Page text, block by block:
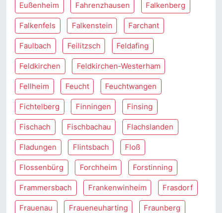
Eußenheim Fahrenzhausen Falkenberg
Falkenfels Falkenstein Farchant
Faulbach Feilitzsch Feldafing
Feldkirchen Feldkirchen-Westerham
Fellheim Feucht Feuchtwangen
Fichtelberg Finningen Finsing
Fischach Fischbachau Flachslanden
Fladungen Flintsbach Floß
Flossenbürg Forchheim Forstinning
Frammersbach Frankenwinheim Frasdorf
Frauenau Fraueneuharting Fraunberg